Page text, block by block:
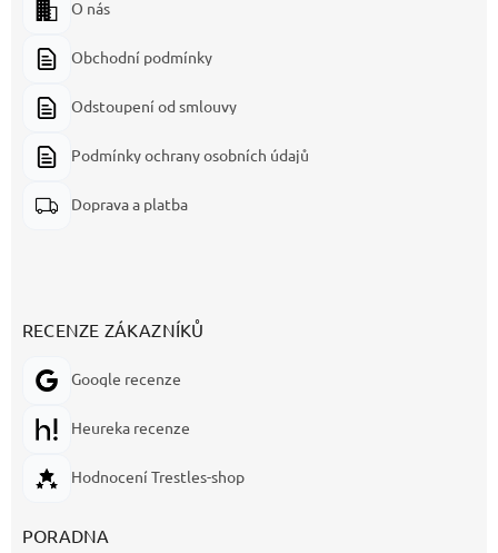
O nás
Obchodní podmínky
Odstoupení od smlouvy
Podmínky ochrany osobních údajů
Doprava a platba
RECENZE ZÁKAZNÍKŮ
Google recenze
Heureka recenze
Hodnocení Trestles-shop
PORADNA